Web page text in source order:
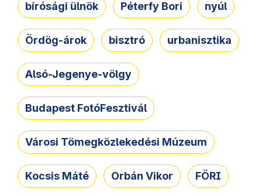
bírósági ülnök Péterfy Bori nyúl
Ördög-árok bisztró urbanisztika
Alsó-Jegenye-völgy
Budapest FotóFesztivál
Városi Tömegközlekedési Múzeum
Kocsis Máté Orbán Vikor FÖRI